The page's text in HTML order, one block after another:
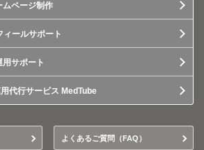
ムページ制作
ールサポート
サポート
代行サービス MedTube
よくあるご質問（FAQ）